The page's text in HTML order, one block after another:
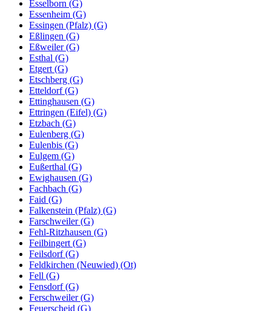
Esselborn (G)
Essenheim (G)
Essingen (Pfalz) (G)
Eßlingen (G)
Eßweiler (G)
Esthal (G)
Etgert (G)
Etschberg (G)
Etteldorf (G)
Ettinghausen (G)
Ettringen (Eifel) (G)
Etzbach (G)
Eulenberg (G)
Eulenbis (G)
Eulgem (G)
Eußerthal (G)
Ewighausen (G)
Fachbach (G)
Faid (G)
Falkenstein (Pfalz) (G)
Farschweiler (G)
Fehl-Ritzhausen (G)
Feilbingert (G)
Feilsdorf (G)
Feldkirchen (Neuwied) (Ot)
Fell (G)
Fensdorf (G)
Ferschweiler (G)
Feuerscheid (G)